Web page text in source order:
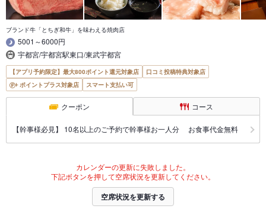
ブランド牛「とちぎ和牛」を味わえる焼肉店
5001～6000円
宇都宮/宇都宮駅東口/東武宇都宮
【アプリ予約限定】最大800ポイント還元対象店
口コミ投稿特典対象店
ポイントプラス対象店
スマート支払い可
クーポン コース
【幹事様必見】 10名以上のご予約で幹事様お一人分 お食事代金無料
カレンダーの更新に失敗しました。
下記ボタンを押して空席状況を更新してください。
空席状況を更新する